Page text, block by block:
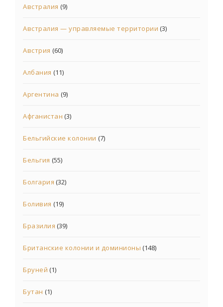
Австралия (9)
Австралия — управляемые территории (3)
Австрия (60)
Албания (11)
Аргентина (9)
Афганистан (3)
Бельгийские колонии (7)
Бельгия (55)
Болгария (32)
Боливия (19)
Бразилия (39)
Британские колонии и доминионы (148)
Бруней (1)
Бутан (1)